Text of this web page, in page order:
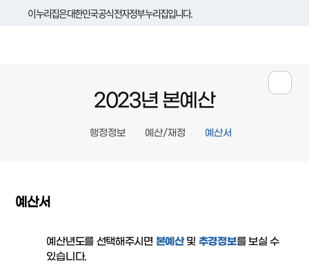
이 누리집은 대한민국 공식 전자정부 누리집입니다.
2023년 본예산
행정정보 예산/재정 예산서
예산서
예산년도를 선택해주시면 본예산및 추경정보를 보실 수
있습니다.